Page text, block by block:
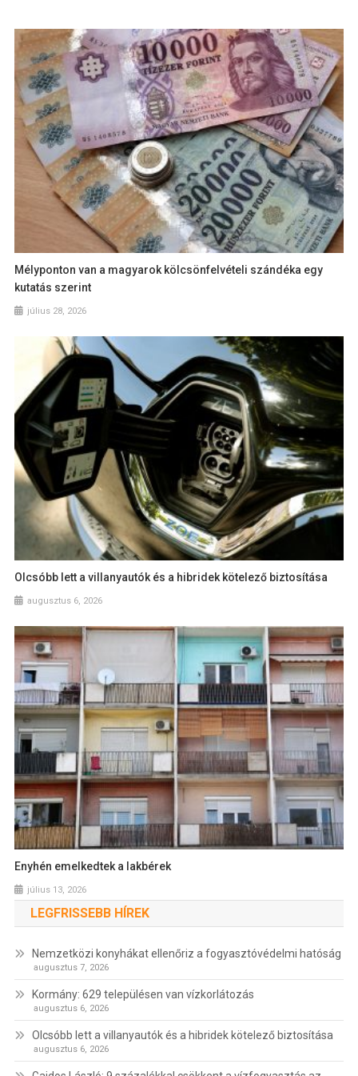
Mélyponton van a magyarok kölcsönfelvételi szándéka egy
kutatás szerint
július 28, 2026
Olcsóbb lett a villanyautók és a hibridek kötelező biztosítása
augusztus 6, 2026
Enyhén emelkedtek a lakbérek
július 13, 2026
LEGFRISSEBB HÍREK
Nemzetközi konyhákat ellenőriz a fogyasztóvédelmi hatóság
augusztus 7, 2026
Kormány: 629 településen van vízkorlátozás
augusztus 6, 2026
Olcsóbb lett a villanyautók és a hibridek kötelező biztosítása
augusztus 6, 2026